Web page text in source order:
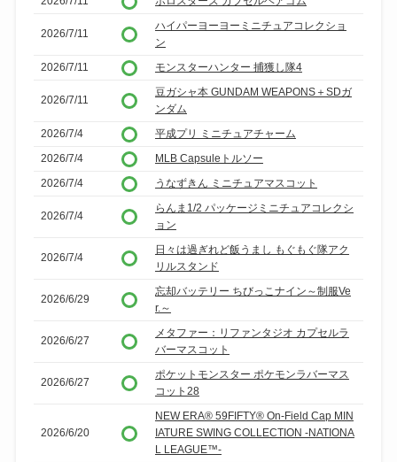
2026/7/11
ハイパーヨーヨーミニチュアコレクショ
ン
2026/7/11
モンスターハンター 捕獲し隊4
2026/7/11
豆ガシャ本 GUNDAM WEAPONS＋SDガ
ンダム
2026/7/4
平成プリ ミニチュアチャーム
2026/7/4
MLB Capsuleトルソー
2026/7/4
うなずきん ミニチュアマスコット
2026/7/4
らんま1/2 パッケージミニチュアコレクシ
ョン
2026/7/4
日々は過ぎれど飯うまし もぐもぐ隊アク
リルスタンド
2026/6/29
忘却バッテリー ちびっこナイン～制服Ve
r.～
2026/6/27
メタファー：リファンタジオ カプセルラ
バーマスコット
2026/6/27
ポケットモンスター ポケモンラバーマス
コット28
2026/6/20
NEW ERA® 59FIFTY® On-Field Cap MIN
IATURE SWING COLLECTION -NATIONA
L LEAGUE™-